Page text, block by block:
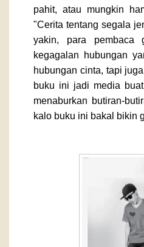
pahit, atau mungkin
"Cerita tentang segala
yakin, para pembaca
kegagalan hubungan
hubungan cinta, tapi
buku ini jadi media
menaburkan butiran-
kalo buku ini bakal bikin